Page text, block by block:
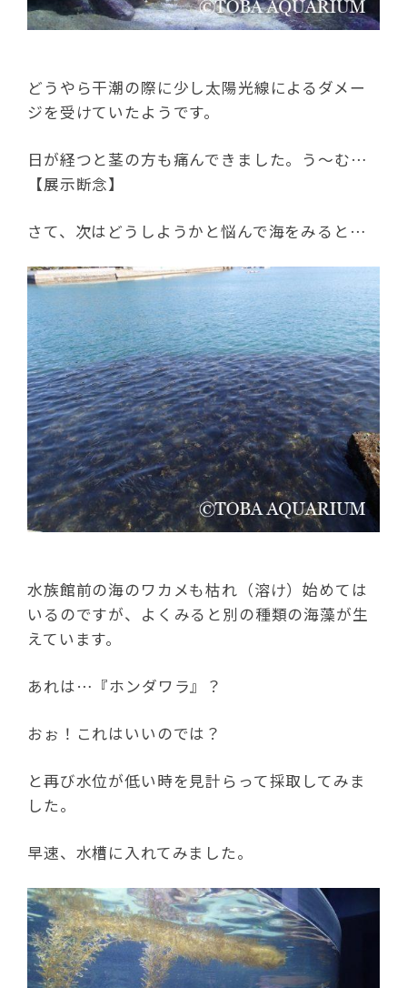
どうやら干潮の際に少し太陽光線によるダメー
ジを受けていたようです。
日が経つと茎の方も痛んできました。う～む…
【展示断念】
さて、次はどうしようかと悩んで海をみると…
水族館前の海のワカメも枯れ（溶け）始めては
いるのですが、よくみると別の種類の海藻が生
えています。
あれは…『ホンダワラ』？
おぉ！これはいいのでは？
と再び水位が低い時を見計らって採取してみま
した。
早速、水槽に入れてみました。